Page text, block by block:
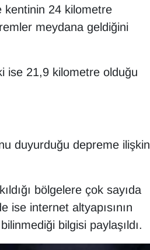
kentinin 24 kilometre
meydana geldiğini
ise 21,9 kilometre olduğu
duyurduğu depreme ilişkin
bölgelere çok sayıda
ise internet altyapısının
bilgisi paylaşıldı.